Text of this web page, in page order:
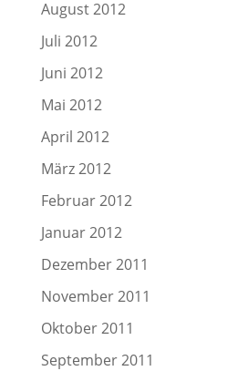
August 2012
Juli 2012
Juni 2012
Mai 2012
April 2012
März 2012
Februar 2012
Januar 2012
Dezember 2011
November 2011
Oktober 2011
September 2011